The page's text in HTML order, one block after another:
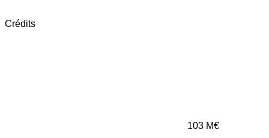
Crédits
103 M€